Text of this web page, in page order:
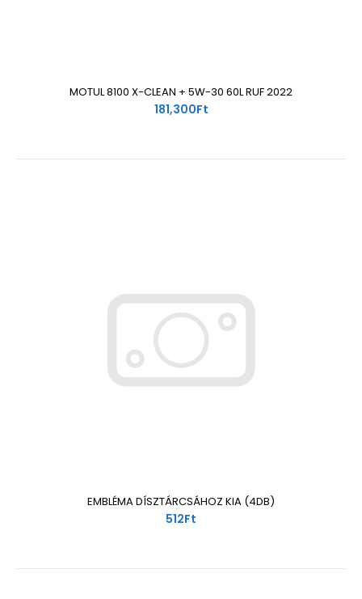
MOTUL 8100 X-CLEAN + 5W-30 60L RUF 2022
181,300Ft
EMBLÉMA DÍSZTÁRCSÁHOZ KIA (4DB)
512Ft